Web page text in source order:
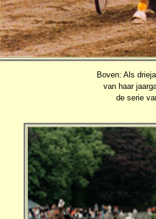
Boven: Als
van haar
de serie